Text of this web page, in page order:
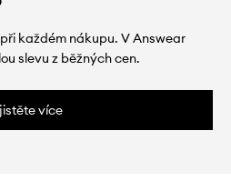
každém nákupu. V Answear
slevu z běžných cen.
více